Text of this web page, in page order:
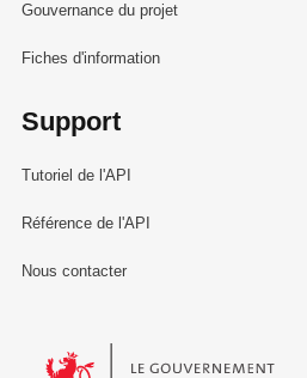
Gouvernance du projet
Fiches d'information
Support
Tutoriel de l'API
Référence de l'API
Nous contacter
Le Gouvernement du Grand-Duché